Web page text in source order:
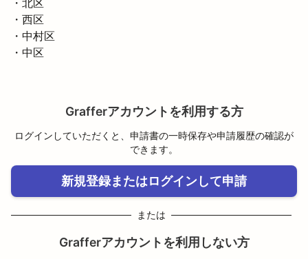
・西区
・中村区
・中区
Grafferアカウントを利用する方
ログインしていただくと、申請書の一時保存や申請履歴の確認が
できます。
新規登録またはログインして申請
または
Grafferアカウントを利用しない方